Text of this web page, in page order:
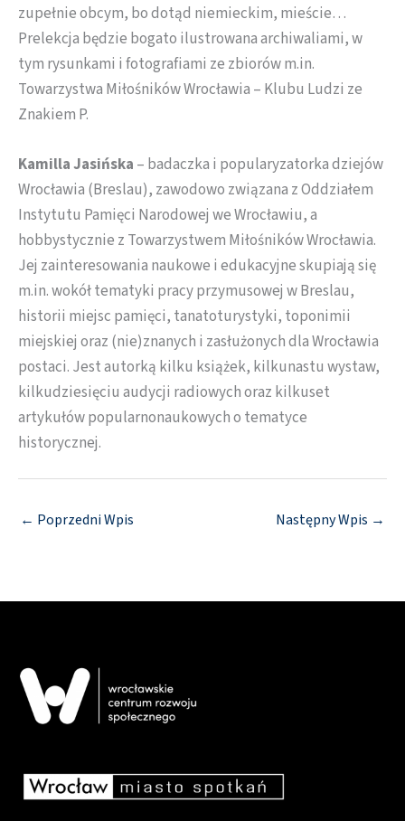
zupełnie obcym, bo dotąd niemieckim, mieście…
Prelekcja będzie bogato ilustrowana archiwaliami, w
tym rysunkami i fotografiami ze zbiorów m.in.
Towarzystwa Miłośników Wrocławia – Klubu Ludzi ze
Znakiem P.
Kamilla Jasińska – badaczka i popularyzatorka dziejów
Wrocławia (Breslau), zawodowo związana z Oddziałem
Instytutu Pamięci Narodowej we Wrocławiu, a
hobbystycznie z Towarzystwem Miłośników Wrocławia.
Jej zainteresowania naukowe i edukacyjne skupiają się
m.in. wokół tematyki pracy przymusowej w Breslau,
historii miejsc pamięci, tanatoturystyki, toponimii
miejskiej oraz (nie)znanych i zasłużonych dla Wrocławia
postaci. Jest autorką kilku książek, kilkunastu wystaw,
kilkudziesięciu audycji radiowych oraz kilkuset
artykułów popularnonaukowych o tematyce
historycznej.
← Poprzedni Wpis Następny Wpis →